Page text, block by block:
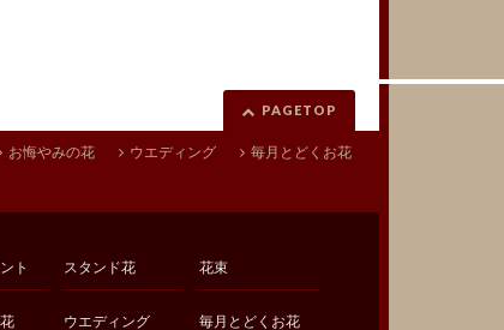
PAGETOP
お悔やみの花 ウエディング
毎月とどくお花
ト スタンド花 花束
ウエディング 毎月とどくお花